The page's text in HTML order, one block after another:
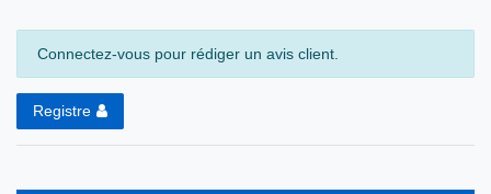
Connectez-vous pour rédiger un avis client.
Registre